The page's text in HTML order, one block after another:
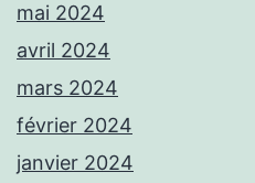
mai 2024
avril 2024
mars 2024
février 2024
janvier 2024